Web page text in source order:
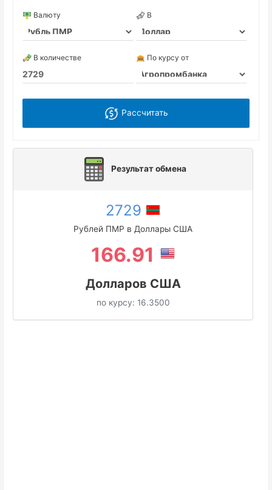
Валюту В
В количестве По курсу от
Рассчитать
Результат обмена
2729
Рублей ПМР в Доллары США
166.91
Долларов США
по курсу: 16.3500